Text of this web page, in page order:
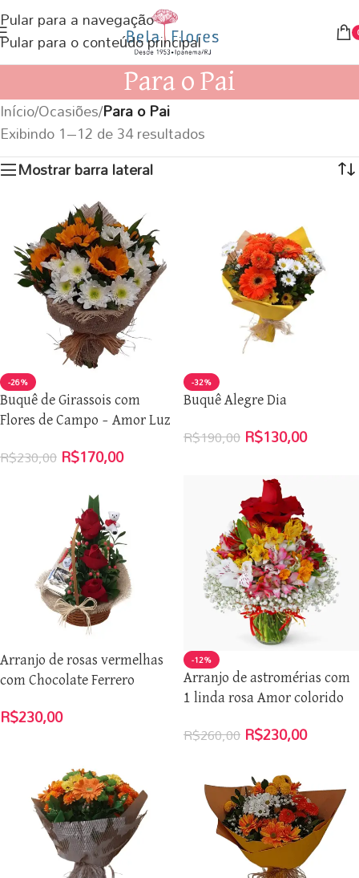
Pular para a navegação
Pular para o conteúdo principal
Para o Pai
Início/Ocasiões/Para o Pai
Exibindo 1–12 de 34 resultados
Mostrar barra lateral
-26%
Buquê de Girassois com
Flores de Campo – Amor Luz
R$230,00 R$170,00
-32%
Buquê Alegre Dia
R$190,00 R$130,00
Arranjo de rosas vermelhas
com Chocolate Ferrero
R$230,00
-12%
Arranjo de astromérias com
1 linda rosa Amor colorido
R$260,00 R$230,00